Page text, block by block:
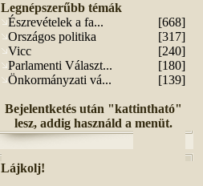
Legnépszerűbb témák
Észrevételek a fa...
[668]
Országos politika
[317]
Vicc
[240]
Parlamenti Választ...
[180]
Önkormányzati vá...
[139]
Bejelentketés után "kattintható"
lesz, addig használd a menüt.
Lájkolj!